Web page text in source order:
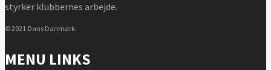
styrker klubbernes arbejde.
© 2021 Dans Danmark.
MENU LINKS